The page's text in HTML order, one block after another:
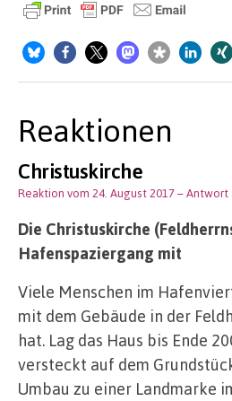
Reaktionen
Christuskirche
Reaktion vom 24. August 2017– Antwort
Die Christuskirche
Hafenspaziergang mit
Viele Menschen im
mit dem Gebäude in der
hat. Lag das Haus bis Ende
versteckt auf dem
Umbau zu einer Landmarke